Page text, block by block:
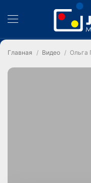
Главная Видео Ольга